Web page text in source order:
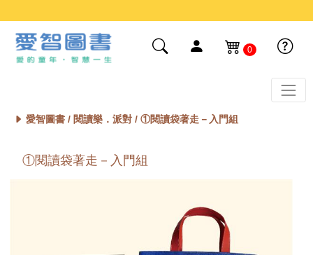
0
愛智圖書 / 閱讀樂．派對/ ①閱讀袋著走－入門組
①閱讀袋著走－入門組